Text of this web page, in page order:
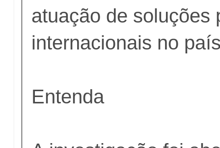
atuação de soluções
internacionais no
Entenda